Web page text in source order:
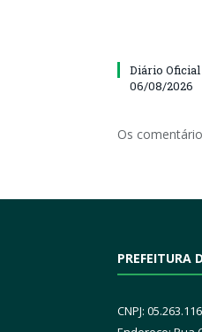
Diário
06/08/2026
Os
PREFEITURA
CNPJ: